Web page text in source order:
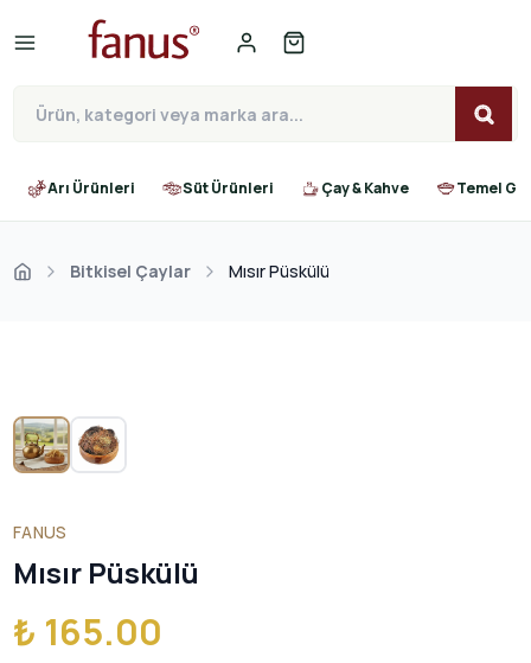
Arı Ürünleri Süt Ürünleri Çay & Kahve Temel
Bitkisel Çaylar Mısır Püskülü
FANUS
Mısır Püskülü
₺ 165.00